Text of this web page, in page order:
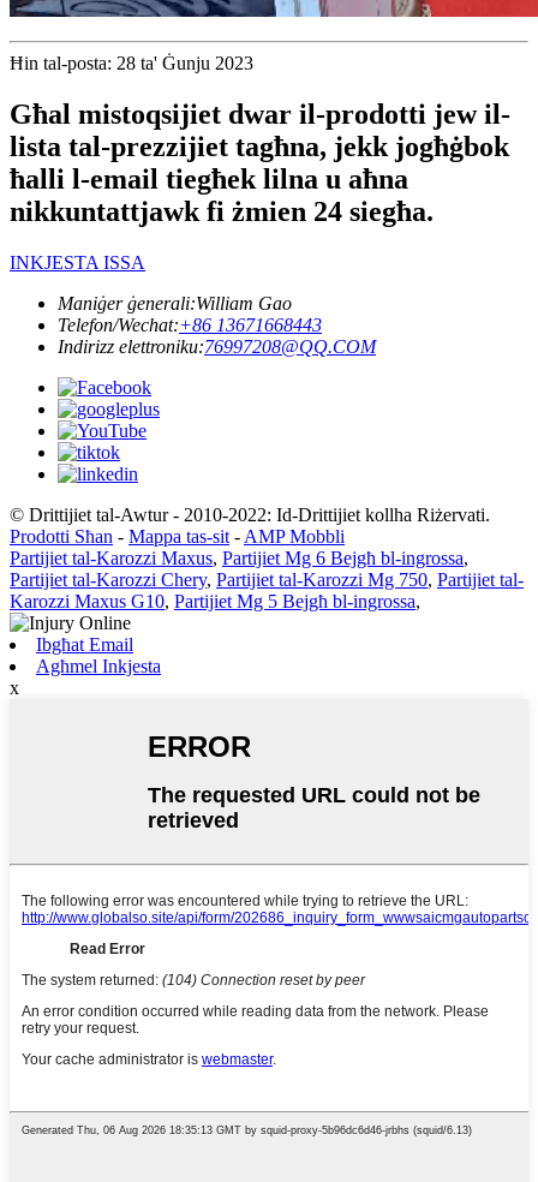
Ħin tal-posta: 28 ta' Ġunju 2023
Għal mistoqsijiet dwar il-prodotti jew il-
lista tal-prezzijiet tagħna, jekk jogħġbok
ħalli l-email tiegħek lilna u aħna
nikkuntattjawk fi żmien 24 siegħa.
INKJESTA ISSA
Maniġer ġenerali:William Gao
Telefon/Wechat:+86 13671668443
Indirizz elettroniku:76997208@QQ.COM
© Drittijiet tal-Awtur - 2010-2022: Id-Drittijiet kollha Riżervati.
Prodotti Sħan - Mappa tas-sit - AMP Mobbli
Partijiet tal-Karozzi Maxus, Partijiet Mg 6 Bejgħ bl-ingrossa,
Partijiet tal-Karozzi Chery, Partijiet tal-Karozzi Mg 750, Partijiet tal-
Karozzi Maxus G10, Partijiet Mg 5 Bejgħ bl-ingrossa,
Ibgħat Email
Agħmel Inkjesta
x